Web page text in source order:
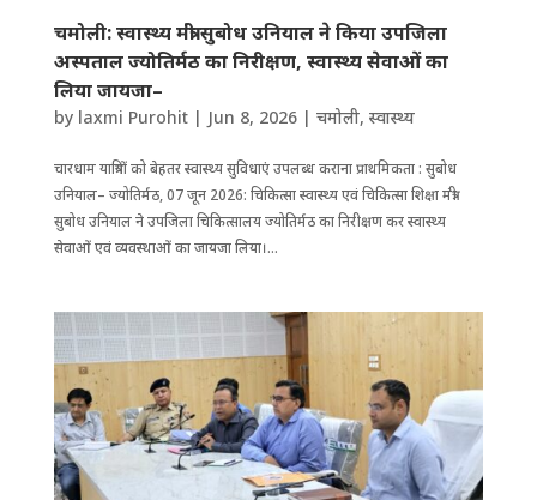
चमोली: स्वास्थ्य मंत्री सुबोध उनियाल ने किया उपजिला
अस्पताल ज्योतिर्मठ का निरीक्षण, स्वास्थ्य सेवाओं का
लिया जायजा–
by laxmi Purohit| Jun 8, 2026| चमोली, स्वास्थ्य
चारधाम यात्रियों को बेहतर स्वास्थ्य सुविधाएं उपलब्ध कराना प्राथमिकता : सुबोध
उनियाल– ज्योतिर्मठ, 07 जून 2026: चिकित्सा स्वास्थ्य एवं चिकित्सा शिक्षा मंत्री
सुबोध उनियाल ने उपजिला चिकित्सालय ज्योतिर्मठ का निरीक्षण कर स्वास्थ्य
सेवाओं एवं व्यवस्थाओं का जायजा लिया।...